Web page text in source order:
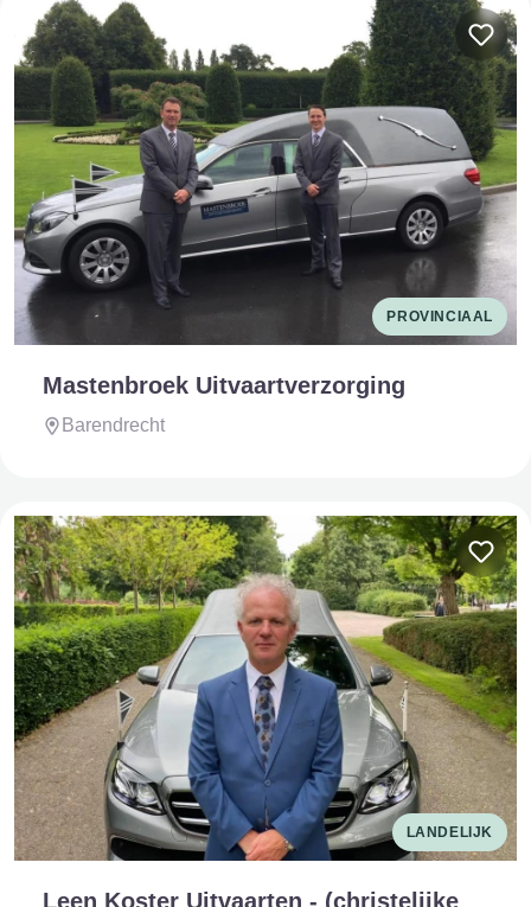
PROVINCIAAL
Mastenbroek Uitvaartverzorging
Barendrecht
LANDELIJK
Leen Koster Uitvaarten - (christelijke